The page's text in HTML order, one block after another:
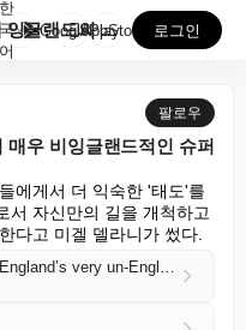
유다 벨링엄이 어떻게 잉글랜드의 매우 비잉글랜드적인 슈...
한
국
어
GooglePlay
AppStore 로그인
팔로우
매우 비잉글랜드적인 슈퍼
에게서 더 익숙한 '태도'를
서 자신만의 길을 개척하고
다고 미겔 델라니가 썼다.
How Jude Bellingham became England’s very un-English superstar